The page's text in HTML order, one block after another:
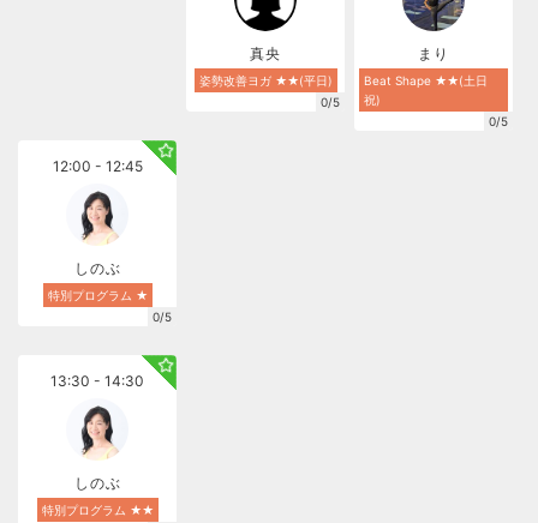
真央
姿勢改善ヨガ ★★(平日)
0/5
まり
Beat Shape ★★(土日
祝)
0/5
12:00 - 12:45
しのぶ
特別プログラム ★
0/5
13:30 - 14:30
しのぶ
特別プログラム ★★